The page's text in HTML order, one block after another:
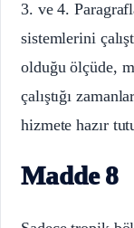
3. ve 4.
sistemlerini
olduğu ölçüde,
çalıştığı
hizmete hazır
Madde 8